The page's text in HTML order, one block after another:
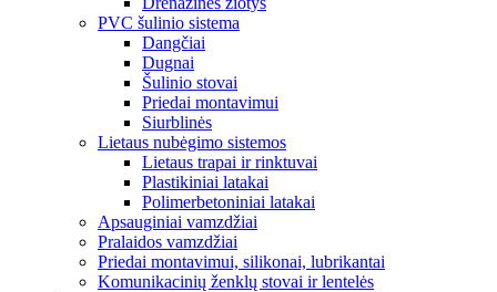
PVC šulinio sistema
Dangčiai
Dugnai
Šulinio stovai
Priedai montavimui
Siurblinės
Lietaus nubėgimo sistemos
Lietaus trapai ir rinktuvai
Plastikiniai latakai
Polimerbetoniniai latakai
Apsauginiai vamzdžiai
Pralaidos vamzdžiai
Priedai montavimui, silikonai, lubrikantai
Komunikacinių ženklų stovai ir lentelės